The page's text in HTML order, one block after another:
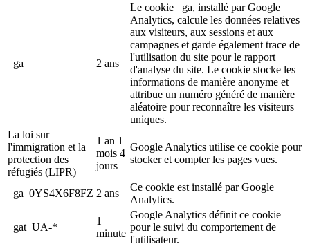
_ga 2 ans
Le cookie _ga, installé par Google
Analytics, calcule les données relatives
aux visiteurs, aux sessions et aux
campagnes et garde également trace de
l'utilisation du site pour le rapport
d'analyse du site. Le cookie stocke les
informations de manière anonyme et
attribue un numéro généré de manière
aléatoire pour reconnaître les visiteurs
uniques.
La loi sur
l'immigration et la
protection des
réfugiés (LIPR)
1 an 1
mois 4
jours
Google Analytics utilise ce cookie pour
stocker et compter les pages vues.
_ga_0YS4X6F8FZ 2 ans
Ce cookie est installé par Google
Analytics.
_gat_UA-*
1
minute
Google Analytics définit ce cookie
pour le suivi du comportement de
l'utilisateur.